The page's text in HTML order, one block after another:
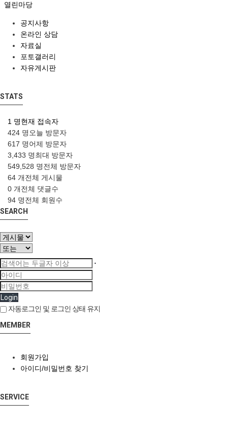
열린마당
공지사항
온라인 상담
자료실
포토갤러리
자유게시판
STATS
1 명현재 접속자
424 명 오늘 방문자
617 명어제 방문자
3,433 명최대 방문자
549,528 명전체 방문자
64 개전체 게시물
0 개전체 댓글수
94 명전체 회원수
SEARCH
Login
자동로그인 및 로그인 상태 유지
MEMBER
회원가입
아이디/비밀번호 찾기
SERVICE